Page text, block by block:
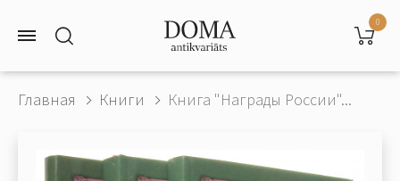
0
Главная Книги Книга "Награды России"...